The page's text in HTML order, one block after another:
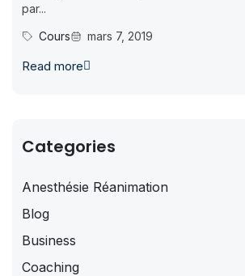
par...
Cours
mars 7, 2019
Read more
Categories
Anesthésie Réanimation
Blog
Business
Coaching